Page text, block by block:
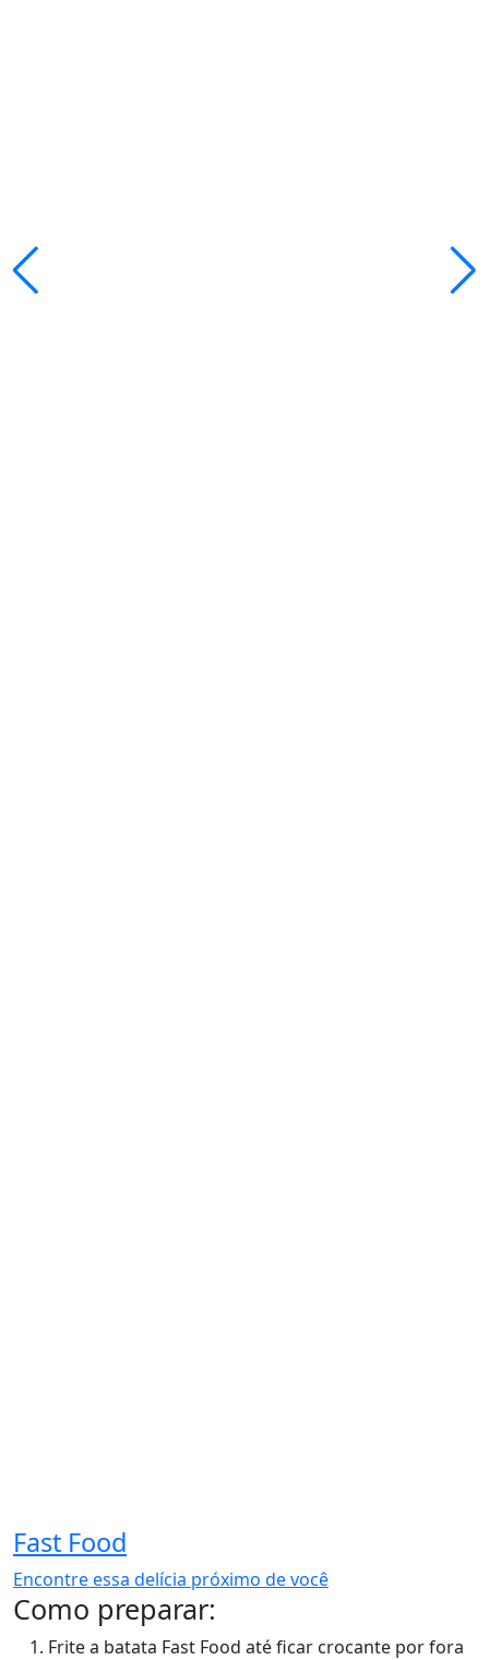
Encontre essa delícia próximo de você
Como preparar:
Frite a batata Fast Food até ficar crocante por fora